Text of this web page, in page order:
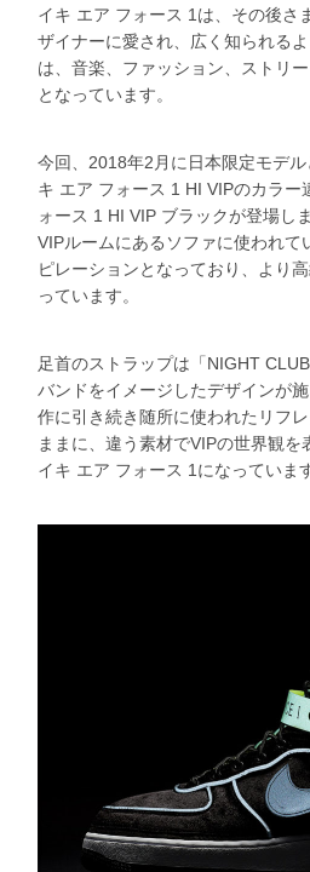
イキ エア フォース 1は、その後さ
ザイナーに愛され、広く知られる
は、音楽、ファッション、ストリ
となっています。
今回、2018年2月に日本限定モデ
キ エア フォース 1 HI VIPのカラー
ォース 1 HI VIP ブラックが登場し
VIPルームにあるソファに使われて
ピレーションとなっており、より
っています。
足首のストラップは「NIGHT
バンドをイメージしたデザインが
作に引き続き随所に使われたリフ
ままに、違う素材でVIPの世界観を
イキ エア フォース 1になっていま